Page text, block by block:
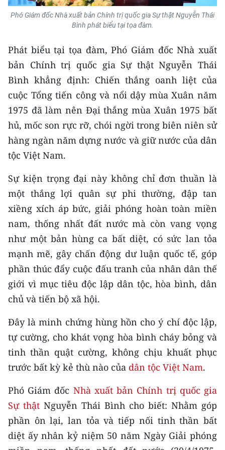
CÁC CHUYÊN TRANG
VỀ BÁO NHÂN DÂN
THỜI NAY
NHÂN DÂN CUỐI TUẦN
NHÂN DÂN HẰNG THÁNG
MUA BÁO
ĐỌC BÁO IN
ENGLISH
中文
FRANÇAIS
РУССКИЙ
ESPAÑOL
한국어
Phó Giám đốc Nhà xuất bản Chính trị quốc gia Sự thật Nguyễn Thái
Bình phát biểu tại tọa đàm.
Phát biểu tại tọa đàm, Phó Giám đốc Nhà xuất
bản Chính trị quốc gia Sự thật Nguyễn Thái
Bình khẳng định: Chiến thắng oanh liệt của
cuộc Tổng tiến công và nổi dậy mùa Xuân năm
1975 đã làm nên Đại thắng mùa Xuân 1975 bất
hủ, mốc son rực rỡ, chói ngời trong biên niên sử
hàng ngàn năm dựng nước và giữ nước của dân
tộc Việt Nam.
Sự kiện trọng đại này không chỉ đơn thuần là
một thắng lợi quân sự phi thường, đập tan
xiềng xích áp bức, giải phóng hoàn toàn miền
nam, thống nhất đất nước mà còn vang vọng
như một bản hùng ca bất diệt, có sức lan tỏa
mạnh mẽ, gây chấn động dư luận quốc tế, góp
phần thúc đẩy cuộc đấu tranh của nhân dân thế
giới vì mục tiêu độc lập dân tộc, hòa bình, dân
chủ và tiến bộ xã hội.
Đây là minh chứng hùng hồn cho ý chí độc lập,
tự cường, cho khát vọng hòa bình cháy bỏng và
tinh thần quật cường, không chịu khuất phục
trước bất kỳ kẻ thù nào của dân tộc Việt Nam.
Phó Giám đốc Nhà xuất bản Chính trị quốc gia
Sự thật Nguyễn Thái Bình cho biết: Nhằm góp
phần ôn lại, lan tỏa và tiếp nối tinh thần bất
diệt ấy nhân kỷ niệm 50 năm Ngày Giải phóng